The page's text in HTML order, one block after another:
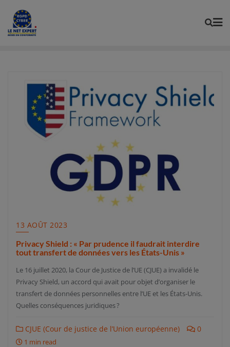
content
13 AOÛT 2023
Privacy Shield : « Par prudence il faudrait interdire
tout transfert de données vers les États-Unis »
Le 16 juillet 2020, la Cour de Justice de l’UE (CJUE) a invalidé le
Privacy Shield, un accord qui avait pour objet d’organiser le
transfert de données personnelles entre l’UE et les États-Unis.
Quelles conséquences juridiques ?
CJUE (Cour de justice de l’Union européenne) 0
1 min read